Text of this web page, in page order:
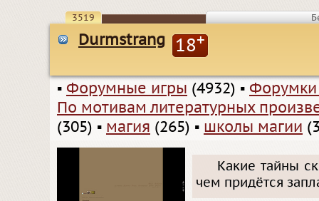
3519
Durmstrang 18+
▪ Форумные игры (4932) ▪
По мотивам литературных
(305) ▪ магия (265) ▪ школы магии
Какие тайны
чем придётся